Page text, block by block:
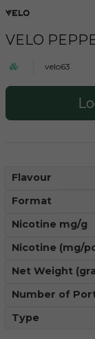
VELO
velo63
Flavour
Format
Nicotine mg/g
Nicotine (mg/
Net Weight
Number of
Type